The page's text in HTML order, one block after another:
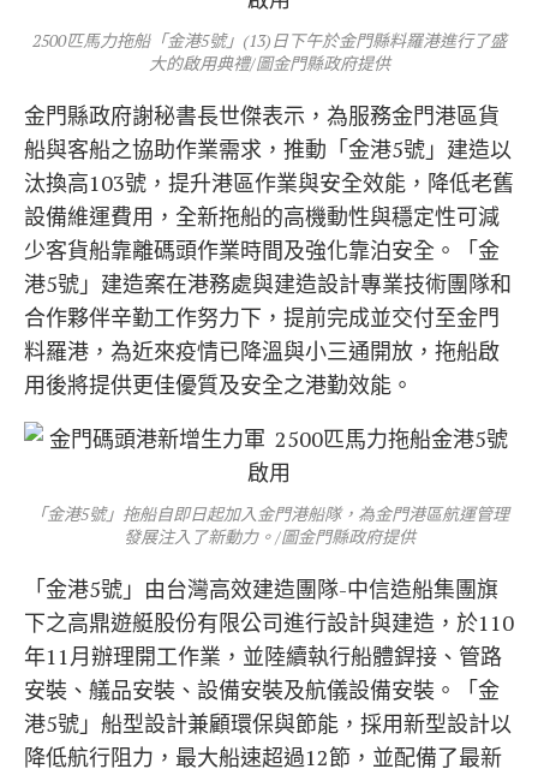
2500匹馬力拖船「金港5號」(13)日下午於金門縣料羅港進行了盛
大的啟用典禮/圖金門縣政府提供
金門縣政府謝秘書長世傑表示，為服務金門港區貨
船與客船之協助作業需求，推動「金港5號」建造以
汰換高103號，提升港區作業與安全效能，降低老舊
設備維運費用，全新拖船的高機動性與穩定性可減
少客貨船靠離碼頭作業時間及強化靠泊安全。「金
港5號」建造案在港務處與建造設計專業技術團隊和
合作夥伴辛勤工作努力下，提前完成並交付至金門
料羅港，為近來疫情已降溫與小三通開放，拖船啟
用後將提供更佳優質及安全之港勤效能。
「金港5號」拖船自即日起加入金門港船隊，為金門港區航運管理
發展注入了新動力。/圖金門縣政府提供
「金港5號」由台灣高效建造團隊-中信造船集團旗
下之高鼎遊艇股份有限公司進行設計與建造，於110
年11月辦理開工作業，並陸續執行船體銲接、管路
安裝、艤品安裝、設備安裝及航儀設備安裝。「金
港5號」船型設計兼顧環保與節能，採用新型設計以
降低航行阻力，最大船速超過12節，並配備了最新